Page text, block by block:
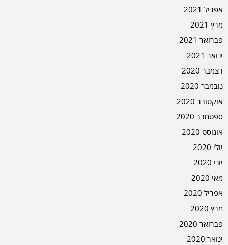
אפריל 2021
מרץ 2021
פברואר 2021
ינואר 2021
דצמבר 2020
נובמבר 2020
אוקטובר 2020
ספטמבר 2020
אוגוסט 2020
יולי 2020
יוני 2020
מאי 2020
אפריל 2020
מרץ 2020
פברואר 2020
ינואר 2020